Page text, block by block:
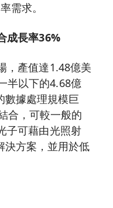
需求。
成長率36%
，產值達1.48億美
半以下的4.68億
數據處理規模巨
合，可較一般的
子可藉由光照射
決方案，並用於低